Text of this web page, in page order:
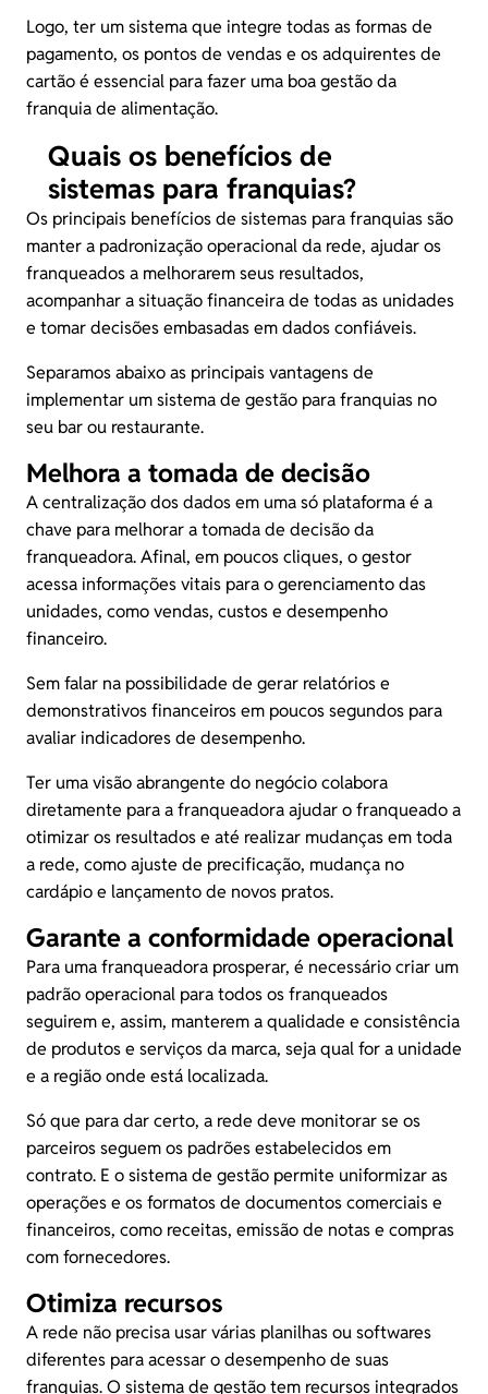
Logo, ter um sistema que integre todas as formas de
pagamento, os pontos de vendas e os adquirentes de
cartão é essencial para fazer uma boa gestão da
franquia de alimentação.
Quais os benefícios de
sistemas para franquias?
Os principais benefícios de sistemas para franquias são
manter a padronização operacional da rede, ajudar os
franqueados a melhorarem seus resultados,
acompanhar a situação financeira de todas as unidades
e tomar decisões embasadas em dados confiáveis.
Separamos abaixo as principais vantagens de
implementar um sistema de gestão para franquias no
seu bar ou restaurante.
Melhora a tomada de decisão
A centralização dos dados em uma só plataforma é a
chave para melhorar a tomada de decisão da
franqueadora. Afinal, em poucos cliques, o gestor
acessa informações vitais para o gerenciamento das
unidades, como vendas, custos e desempenho
financeiro.
Sem falar na possibilidade de gerar relatórios e
demonstrativos financeiros em poucos segundos para
avaliarindicadores de desempenho.
Ter uma visão abrangente do negócio colabora
diretamente para a franqueadora ajudar o franqueado a
otimizar os resultados e até realizar mudanças em toda
a rede, como ajuste de precificação, mudança no
cardápio e lançamento de novos pratos.
Garante a conformidade operacional
Para uma franqueadora prosperar, é necessário criar um
padrão operacional para todos os franqueados
seguirem e, assim, manterem a qualidade e consistência
de produtos e serviços da marca, seja qual for a unidade
e a região onde está localizada.
Só que para dar certo, a rede deve monitorar se os
parceiros seguem os padrões estabelecidos em
contrato. E o sistema de gestão permite uniformizar as
operações e os formatos de documentos comerciais e
financeiros, como receitas, emissão de notas e compras
com fornecedores.
Otimiza recursos
A rede não precisa usar várias planilhas ou softwares
diferentes para acessar o desempenho de suas
franquias. O sistema de gestão tem recursos integrados